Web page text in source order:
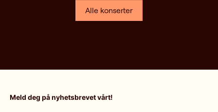
Alle konserter
Meld deg på nyhetsbrevet vårt!